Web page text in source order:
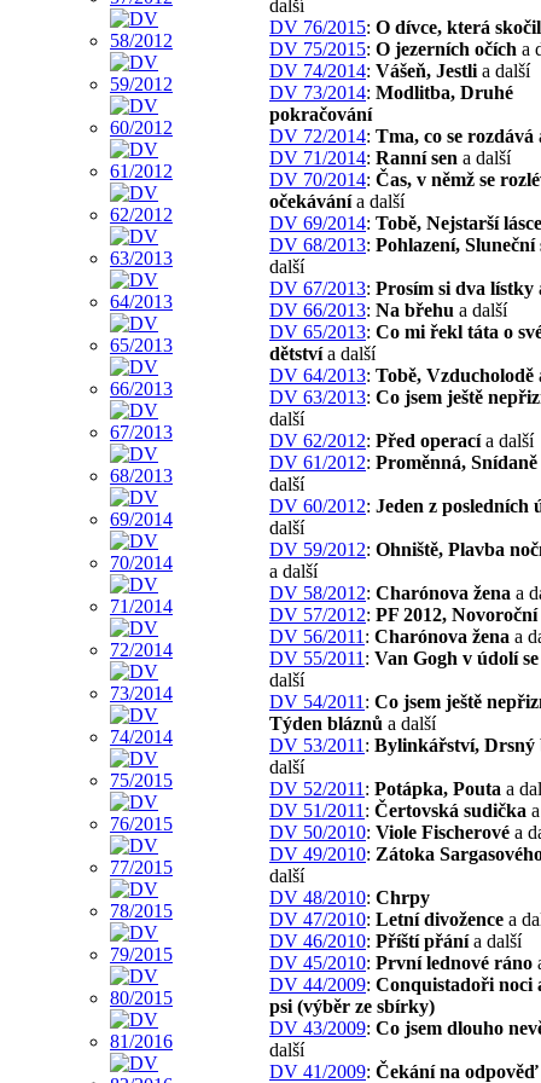
další
DV 76/2015: O dívce, která
DV 75/2015: O jezerních očích a
DV 74/2014: Vášeň, Jestli a další
DV 73/2014: Modlitba, Druhé
pokračování
DV 72/2014: Tma, co se rozdává
DV 71/2014: Ranní sen a další
DV 70/2014: Čas, v němž se
očekávánía další
DV 69/2014: Tobě, Nejstarší lásce
DV 68/2013: Pohlazení, Sluneční
další
DV 67/2013: Prosím si dva lístky
DV 66/2013: Na břehu a další
DV 65/2013: Co mi řekl táta o
dětstvía další
DV 64/2013: Tobě, Vzducholodě
DV 63/2013: Co jsem ještě
další
DV 62/2012: Před operacía další
DV 61/2012: Proměnná,
další
DV 60/2012: Jeden z posledních
další
DV 59/2012: Ohniště, Plavba
a další
DV 58/2012: Charónova žena a
DV 57/2012: PF 2012, Novoroční
DV 56/2011 : Charónova žena a
DV 55/2011 : Van Gogh v údolí
další
DV 54/2011 : Co jsem ještě
Týden bláznů a další
DV 53/2011 : Bylinkářství, Drsný
další
DV 52/2011 : Potápka, Pouta a
DV 51/2011 : Čertovská sudička
DV 50/2010: Viole Fischerové a
DV 49/2010: Zátoka
další
DV 48/2010: Chrpy
DV 47/2010: Letní divožence a
DV 46/2010: Příští přánía další
DV 45/2010: První lednové ráno
DV 44/2009: Conquistadoři noci
psi (výběr ze sbírky)
DV 43/2009: Co jsem dlouho
další
DV 41/2009: Čekání na odpověď